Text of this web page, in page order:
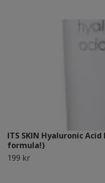
ITS SKIN Hyaluronic
formula!)
199 kr